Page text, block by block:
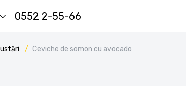
0552 2-55-66
Ceviche de somon cu avocado